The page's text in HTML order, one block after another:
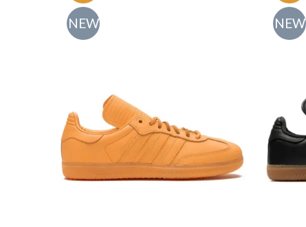
NEW NEW